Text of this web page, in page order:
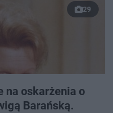
29
na oskarżenia o
Barańską.